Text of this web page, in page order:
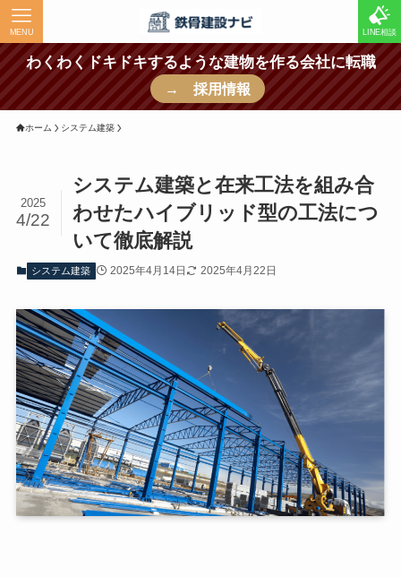
LINE相談
MENU
わくわくドキドキするような建物を作る会社に転職
→ 採用情報
ホーム システム建築
システム建築と在来工法を組み合
わせたハイブリッド型の工法につ
いて徹底解説
2025
4/22
システム建築 2025年4月14日 2025年4月22日